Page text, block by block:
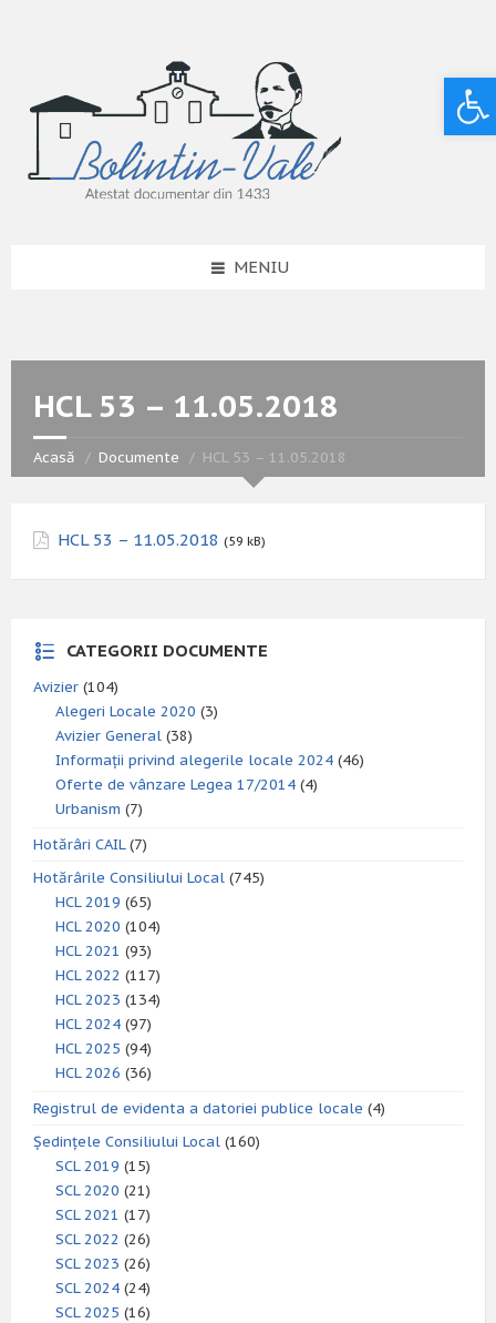
MENIU
HCL 53 – 11.05.2018
Acasă Documente HCL 53 – 11.05.2018
HCL 53 – 11.05.2018 (59 kB)
CATEGORII DOCUMENTE
Avizier (104)
Alegeri Locale 2020 (3)
Avizier General (38)
Informații privind alegerile locale 2024 (46)
Oferte de vânzare Legea 17/2014 (4)
Urbanism (7)
Hotărâri CAIL(7)
Hotărârile Consiliului Local (745)
HCL 2019 (65)
HCL 2020 (104)
HCL 2021 (93)
HCL 2022 (117)
HCL 2023 (134)
HCL 2024 (97)
HCL 2025 (94)
HCL 2026 (36)
Registrul de evidenta a datoriei publice locale (4)
Ședințele Consiliului Local (160)
SCL 2019 (15)
SCL 2020 (21)
SCL 2021 (17)
SCL 2022 (26)
SCL 2023 (26)
SCL 2024 (24)
SCL 2025 (16)
Deschide bara de unelte